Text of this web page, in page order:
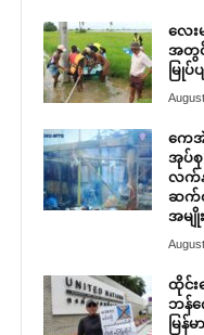
လေး
အတွင်
မြုပ်
ကေအဲ
အုပ်စု
လက်
ဆက်
အမျို
ထိုင်း
ဘန်က
မြန်